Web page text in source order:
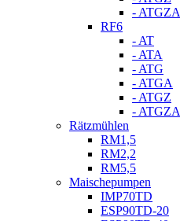
- ATGZA
RF6
- AT
- ATA
- ATG
- ATGA
- ATGZ
- ATGZA
Rätzmühlen
RM1,5
RM2,2
RM5,5
Maischepumpen
IMP70TD
ESP90TD-20